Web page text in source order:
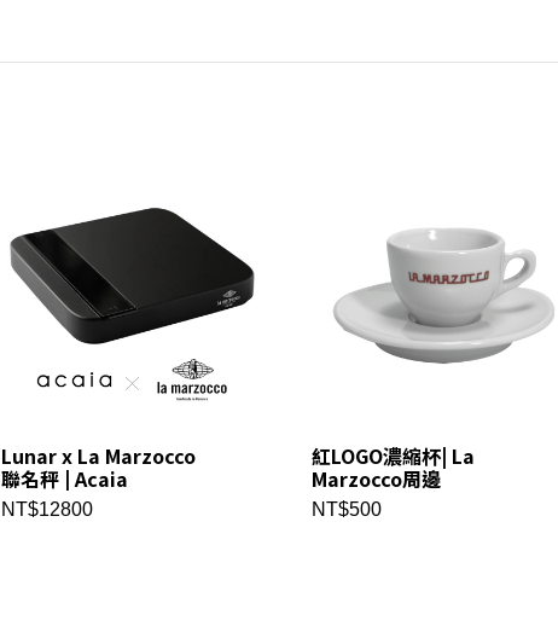
Lunar x La Marzocco
聯名秤 | Acaia
NT$12800
紅LOGO濃縮杯| La
Marzocco周邊
NT$500